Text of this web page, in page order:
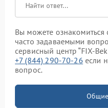
Вы можете
часто задаваемыми
сервисный центр “FIX-
+7 (844) 290-70-26 если
вопрос.